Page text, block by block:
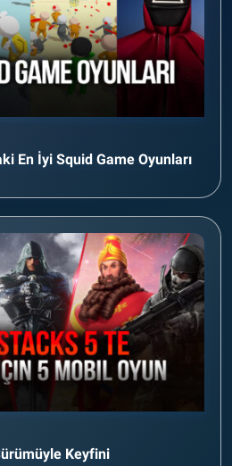
En İyi Squid Game Oyunları
Keyfini